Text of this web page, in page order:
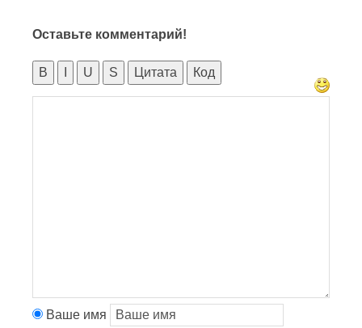
Оставьте комментарий!
B U S Цитата Код
Ваше имя